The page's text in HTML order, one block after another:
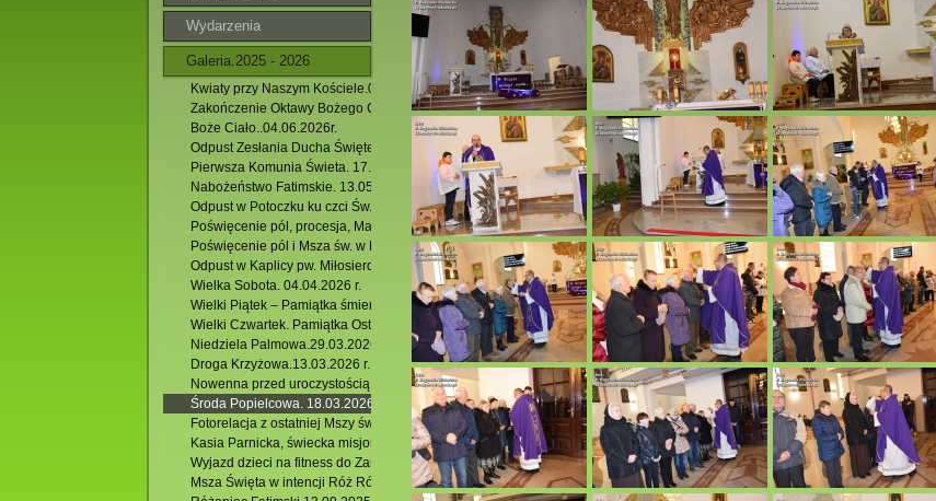
Wydarzenia
Galeria.2025 - 2026
Kwiaty przy Naszym Kościele.02.07.2026 r.
Zakończenie Oktawy Bożego Ciała. 11.06.2026 r.
Boże Ciało..04.06.2026r.
Odpust Zesłania Ducha Świętego. 24.05.2026 r.
Pierwsza Komunia Świeta. 17.05.2026 r.
Nabożeństwo Fatimskie. 13.05.2026 r.
Odpust w Potoczku ku czci Św. BP. Stanisława. 10.05.2026 r.
Poświęcenie pól, procesja, Majówka w Podzamku. 03.05.2026 r.
Poświęcenie pól i Msza św. w Hutkach. 26.04.2026 r.
Odpust w Kaplicy pw. Miłosierdzia Bożego w Jacni. 12.04.2026 r.
Wielka Sobota. 04.04.2026 r.
Wielki Piątek – Pamiątka śmierci Chrystusa. 03.04.2026 r.
Wielki Czwartek. Pamiątka Ostatniej Wieczerzy. 02. 04.2026 r.
Niedziela Palmowa.29.03.2026 r.
Droga Krzyżowa.13.03.2026 r.
Nowenna przed uroczystością św. Józefa.
Środa Popielcowa. 18.03.2026 r.
Fotorelacja z ostatniej Mszy św. rekolekcyjnej. 13.12.2025 r. godz. 16.00.
Kasia Parnicka, świecka misjonarka, posługującą w Paragwaju w naszym Kościele. 26.10.2025 r.
Wyjazd dzieci na fitness do Zamościa. 25.10.2025 r.
Msza Święta w intencji Róż Różańcowych. 07.10.2025 r.